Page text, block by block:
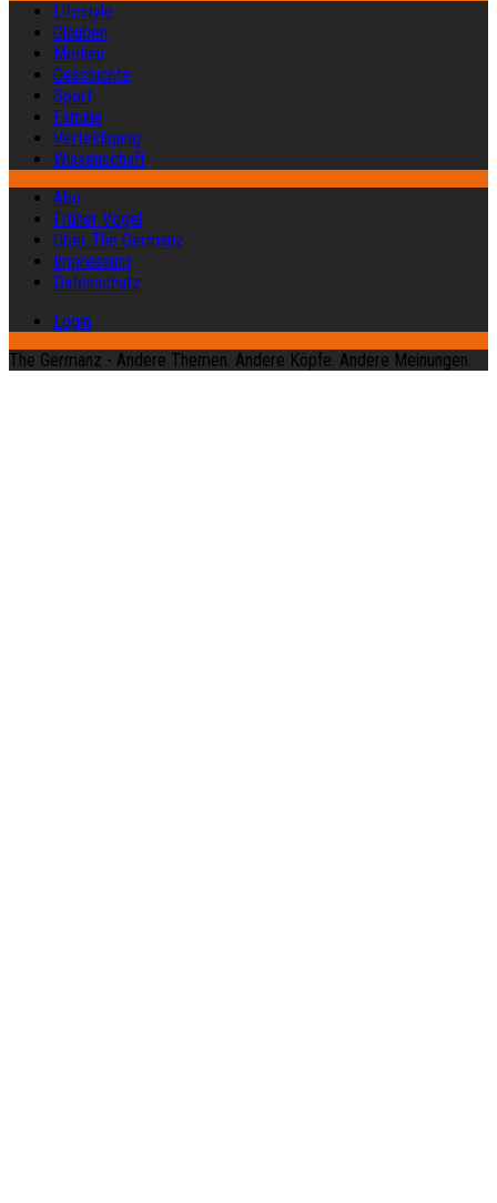
Lifestyle
Glauben
Medien
Geschichte
Sport
Familie
Verteidigung
Wissenschaft
Abo
Früher Vogel
Über The Germanz
Impressum
Datenschutz
Login
The Germanz - Andere Themen. Andere Köpfe. Andere Meinungen.